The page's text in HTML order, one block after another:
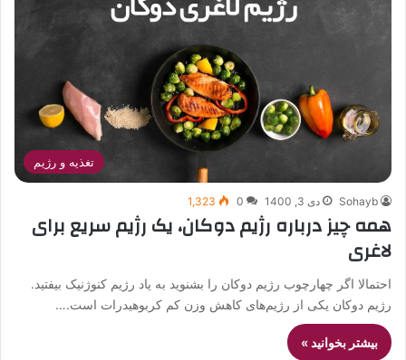
تغذیه و رژیم
Sohayb دی 3, 1400 0
1,323
همه چیز درباره رژیم دوکان، یک رژیم سریع برای
لاغری
احتمالا اگر چهارچوب رژیم دوکان را بشنوید به یاد رژیم کنوژنیک بیفتید.
رژیم دوکان یکی از رژیم‌های کاهش وزن کم کربوهیدرات است.…
بیشتر بخوانید »